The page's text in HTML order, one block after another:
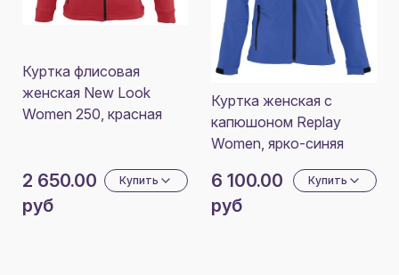
Куртка флисовая
женская New Look
Women 250, красная
2 650.00
руб
Купить
Куртка женская с
капюшоном Replay
Women, ярко-синяя
6 100.00
руб
Купить